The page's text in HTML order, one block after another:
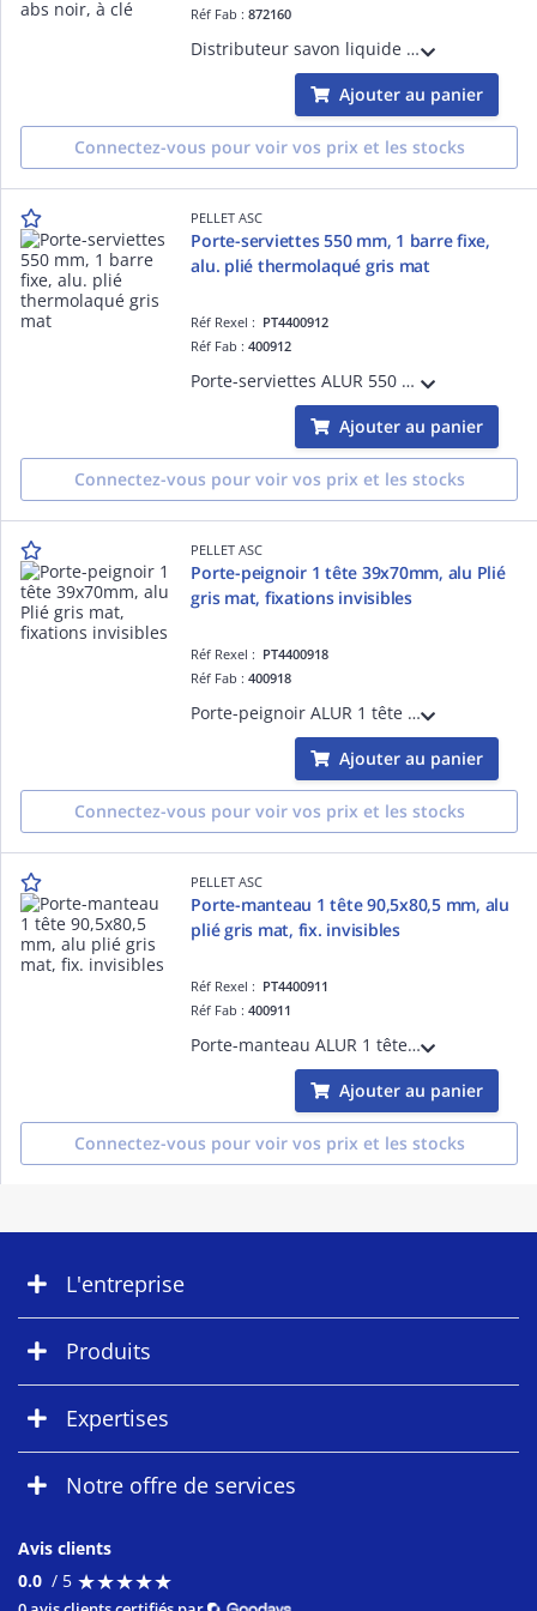
Réf Fab :872160
Distributeur savon liquide 900 ml 113x219x102 mm à bouton poussoir, abs noir, fermeture à clé, témoin de niveau, dose par pulsation 0,40 ml. Avec vis et chevilles
Ajouter au panier
Connectez-vous pour voir vos prix et les stocks
PELLET ASC
Porte-serviettes 550 mm, 1 barre fixe,
alu. plié thermolaqué gris mat
Réf Rexel : PT4400912
Réf Fab :400912
Porte-serviettes ALUR 550 mm, 1 barre fixe, aluminium plié thermolaqué gris mat, fixations invisibles.
Ajouter au panier
Connectez-vous pour voir vos prix et les stocks
PELLET ASC
Porte-peignoir 1 tête 39x70mm, alu Plié
gris mat, fixations invisibles
Réf Rexel : PT4400918
Réf Fab :400918
Porte-peignoir ALUR 1 tête 39 x 70 mm, aluminium plié thermolaqué gris mat, fixations invisibles.
Ajouter au panier
Connectez-vous pour voir vos prix et les stocks
PELLET ASC
Porte-manteau 1 tête 90,5x80,5 mm, alu
plié gris mat, fix. invisibles
Réf Rexel : PT4400911
Réf Fab :400911
Porte-manteau ALUR 1 tête 90,5 x 80,5 mm, aluminium plié thermolaqué gris mat, fixations invisibles.
Ajouter au panier
Connectez-vous pour voir vos prix et les stocks
L'entreprise
Produits
Expertises
Notre offre de services
Avis clients
0.0 / 5 ★★★★★
★★★★★